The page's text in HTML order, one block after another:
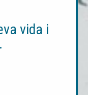
vida i